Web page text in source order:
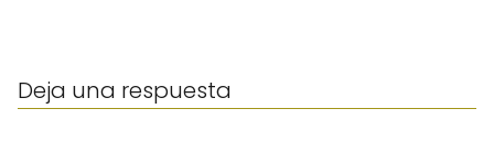
Deja una respuesta